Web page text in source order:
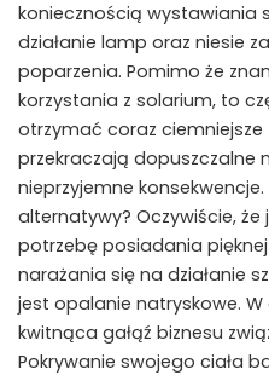
koniecznością wystawiania
działanie lamp oraz niesie
poparzenia. Pomimo że
korzystania z solarium, to
otrzymać coraz ciemniejsze
przekraczają dopuszczalne
nieprzyjemne
alternatywy? Oczywiście,
potrzebę posiadania
narażania się na działanie
jest opalanie natryskowe.
kwitnąca gałąź biznesu
Pokrywanie swojego ciała